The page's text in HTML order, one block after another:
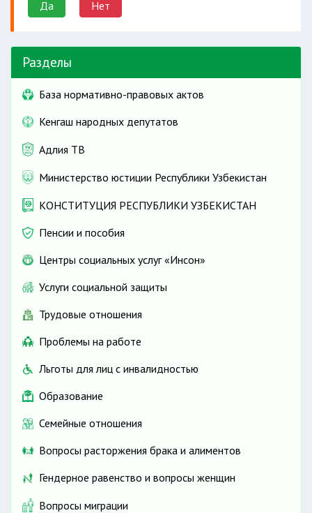
Да Нет
Разделы
База нормативно-правовых актов
Кенгаш народных депутатов
Адлия ТВ
Министерство юстиции Республики Узбекистан
КОНСТИТУЦИЯ РЕСПУБЛИКИ УЗБЕКИСТАН
Пенсии и пособия
Центры социальных услуг «Инсон»
Услуги социальной защиты
Трудовые отношения
Проблемы на работе
Льготы для лиц с инвалидностью
Образование
Семейные отношения
Вопросы расторжения брака и алиментов
Гендерное равенство и вопросы женщин
Вопросы миграции